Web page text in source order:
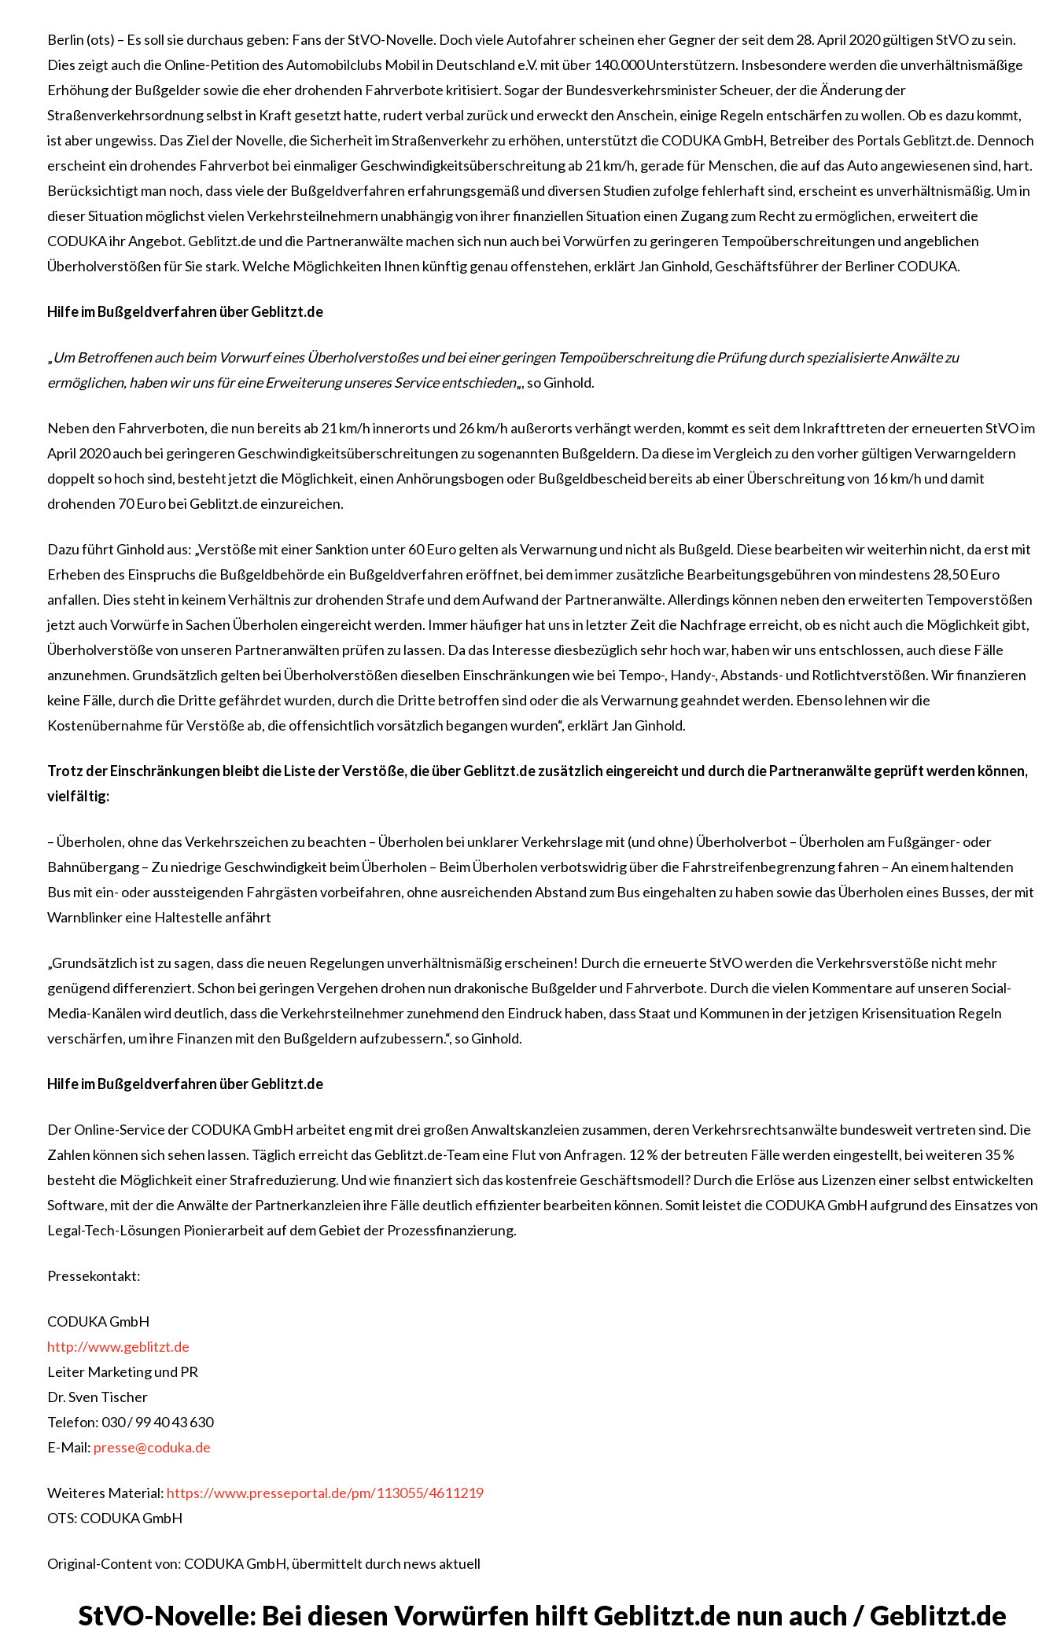
Berlin (ots) – Es soll sie durchaus geben: Fans der StVO-Novelle. Doch viele Autofahrer scheinen eher Gegner der seit dem 28. April 2020 gültigen StVO zu sein.
Dies zeigt auch die Online-Petition des Automobilclubs Mobil in Deutschland e.V. mit über 140.000 Unterstützern. Insbesondere werden die unverhältnismäßige
Erhöhung der Bußgelder sowie die eher drohenden Fahrverbote kritisiert. Sogar der Bundesverkehrsminister Scheuer, der die Änderung der
Straßenverkehrsordnung selbst in Kraft gesetzt hatte, rudert verbal zurück und erweckt den Anschein, einige Regeln entschärfen zu wollen. Ob es dazu kommt,
ist aber ungewiss. Das Ziel der Novelle, die Sicherheit im Straßenverkehr zu erhöhen, unterstützt die CODUKA GmbH, Betreiber des Portals Geblitzt.de. Dennoch
erscheint ein drohendes Fahrverbot bei einmaliger Geschwindigkeitsüberschreitung ab 21 km/h, gerade für Menschen, die auf das Auto angewiesenen sind, hart.
Berücksichtigt man noch, dass viele der Bußgeldverfahren erfahrungsgemäß und diversen Studien zufolge fehlerhaft sind, erscheint es unverhältnismäßig. Um in
dieser Situation möglichst vielen Verkehrsteilnehmern unabhängig von ihrer finanziellen Situation einen Zugang zum Recht zu ermöglichen, erweitert die
CODUKA ihr Angebot. Geblitzt.de und die Partneranwälte machen sich nun auch bei Vorwürfen zu geringeren Tempoüberschreitungen und angeblichen
Überholverstößen für Sie stark. Welche Möglichkeiten Ihnen künftig genau offenstehen, erklärt Jan Ginhold, Geschäftsführer der Berliner CODUKA.
Hilfe im Bußgeldverfahren über Geblitzt.de
„Um Betroffenen auch beim Vorwurf eines Überholverstoßes und bei einer geringen Tempoüberschreitung die Prüfung durch spezialisierte Anwälte zu
ermöglichen, haben wir uns für eine Erweiterung unseres Service entschieden„, so Ginhold.
Neben den Fahrverboten, die nun bereits ab 21 km/h innerorts und 26 km/h außerorts verhängt werden, kommt es seit dem Inkrafttreten der erneuerten StVO im
April 2020 auch bei geringeren Geschwindigkeitsüberschreitungen zu sogenannten Bußgeldern. Da diese im Vergleich zu den vorher gültigen Verwarngeldern
doppelt so hoch sind, besteht jetzt die Möglichkeit, einen Anhörungsbogen oder Bußgeldbescheid bereits ab einer Überschreitung von 16 km/h und damit
drohenden 70 Euro bei Geblitzt.de einzureichen.
Dazu führt Ginhold aus: „Verstöße mit einer Sanktion unter 60 Euro gelten als Verwarnung und nicht als Bußgeld. Diese bearbeiten wir weiterhin nicht, da erst mit
Erheben des Einspruchs die Bußgeldbehörde ein Bußgeldverfahren eröffnet, bei dem immer zusätzliche Bearbeitungsgebühren von mindestens 28,50 Euro
anfallen. Dies steht in keinem Verhältnis zur drohenden Strafe und dem Aufwand der Partneranwälte. Allerdings können neben den erweiterten Tempoverstößen
jetzt auch Vorwürfe in Sachen Überholen eingereicht werden. Immer häufiger hat uns in letzter Zeit die Nachfrage erreicht, ob es nicht auch die Möglichkeit gibt,
Überholverstöße von unseren Partneranwälten prüfen zu lassen. Da das Interesse diesbezüglich sehr hoch war, haben wir uns entschlossen, auch diese Fälle
anzunehmen. Grundsätzlich gelten bei Überholverstößen dieselben Einschränkungen wie bei Tempo-, Handy-, Abstands- und Rotlichtverstößen. Wir finanzieren
keine Fälle, durch die Dritte gefährdet wurden, durch die Dritte betroffen sind oder die als Verwarnung geahndet werden. Ebenso lehnen wir die
Kostenübernahme für Verstöße ab, die offensichtlich vorsätzlich begangen wurden“, erklärt Jan Ginhold.
Trotz der Einschränkungen bleibt die Liste der Verstöße, die über Geblitzt.de zusätzlich eingereicht und durch die Partneranwälte geprüft werden können,
vielfältig:
– Überholen, ohne das Verkehrszeichen zu beachten – Überholen bei unklarer Verkehrslage mit (und ohne) Überholverbot – Überholen am Fußgänger- oder
Bahnübergang – Zu niedrige Geschwindigkeit beim Überholen – Beim Überholen verbotswidrig über die Fahrstreifenbegrenzung fahren – An einem haltenden
Bus mit ein- oder aussteigenden Fahrgästen vorbeifahren, ohne ausreichenden Abstand zum Bus eingehalten zu haben sowie das Überholen eines Busses, der mit
Warnblinker eine Haltestelle anfährt
„Grundsätzlich ist zu sagen, dass die neuen Regelungen unverhältnismäßig erscheinen! Durch die erneuerte StVO werden die Verkehrsverstöße nicht mehr
genügend differenziert. Schon bei geringen Vergehen drohen nun drakonische Bußgelder und Fahrverbote. Durch die vielen Kommentare auf unseren Social-
Media-Kanälen wird deutlich, dass die Verkehrsteilnehmer zunehmend den Eindruck haben, dass Staat und Kommunen in der jetzigen Krisensituation Regeln
verschärfen, um ihre Finanzen mit den Bußgeldern aufzubessern.“, so Ginhold.
Hilfe im Bußgeldverfahren über Geblitzt.de
Der Online-Service der CODUKA GmbH arbeitet eng mit drei großen Anwaltskanzleien zusammen, deren Verkehrsrechtsanwälte bundesweit vertreten sind. Die
Zahlen können sich sehen lassen. Täglich erreicht das Geblitzt.de-Team eine Flut von Anfragen. 12 % der betreuten Fälle werden eingestellt, bei weiteren 35 %
besteht die Möglichkeit einer Strafreduzierung. Und wie finanziert sich das kostenfreie Geschäftsmodell? Durch die Erlöse aus Lizenzen einer selbst entwickelten
Software, mit der die Anwälte der Partnerkanzleien ihre Fälle deutlich effizienter bearbeiten können. Somit leistet die CODUKA GmbH aufgrund des Einsatzes von
Legal-Tech-Lösungen Pionierarbeit auf dem Gebiet der Prozessfinanzierung.
Pressekontakt:
CODUKA GmbH
http://www.geblitzt.de
Leiter Marketing und PR
Dr. Sven Tischer
Telefon: 030 / 99 40 43 630
E-Mail: presse@coduka.de
Weiteres Material: https://www.presseportal.de/pm/113055/4611219
OTS: CODUKA GmbH
Original-Content von: CODUKA GmbH, übermittelt durch news aktuell
StVO-Novelle: Bei diesen Vorwürfen hilft Geblitzt.de nun auch / Geblitzt.de